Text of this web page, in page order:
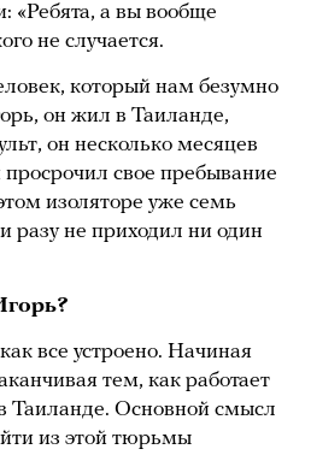
а вы вообще
не случается.
который нам безумно
он жил в Таиланде,
он несколько месяцев
свое пребывание
изоляторе уже семь
разу не приходил ни один
все устроено. Начиная
тем, как работает
Таиланде. Основной смысл
из этой тюрьмы